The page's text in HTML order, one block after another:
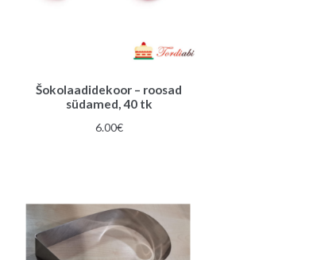
Šokolaadidekoor – roosad
südamed, 40 tk
6.00€